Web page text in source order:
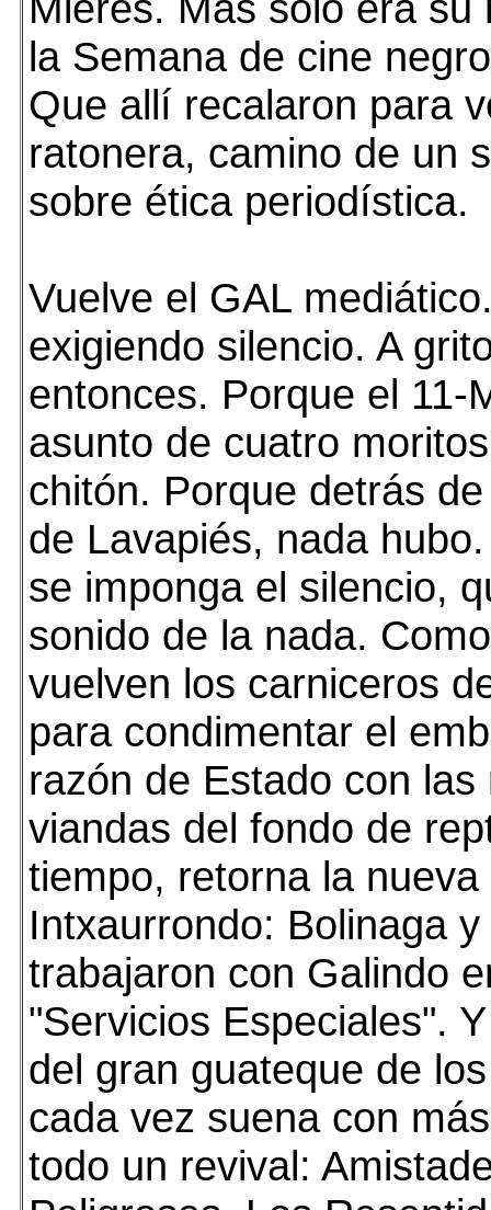
la Semana de cine
Que allí recalaron para
ratonera, camino de un
sobre ética periodística.
Vuelve el GAL
exigiendo silencio. A
entonces. Porque el 11-
asunto de cuatro
chitón. Porque detrás
de Lavapiés, nada
se imponga el silencio,
sonido de la nada.
vuelven los carniceros
para condimentar el
razón de Estado con las
viandas del fondo de
tiempo, retorna la
Intxaurrondo: Bolinaga
trabajaron con Galindo
"Servicios Especiales".
del gran guateque de
cada vez suena con
todo un revival: